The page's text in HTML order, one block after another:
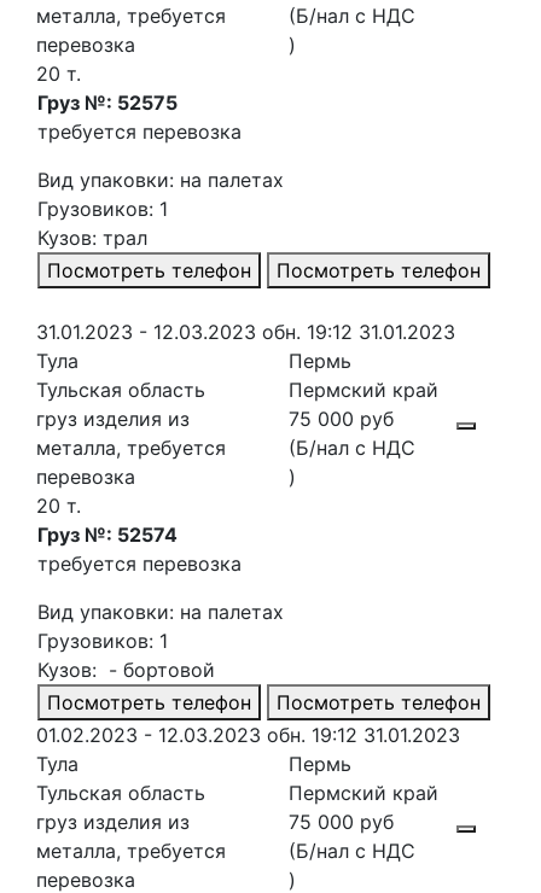
металла, требуется
перевозка
20 т.
(Б/нал с НДС
)
Груз №: 52575
требуется перевозка
Вид упаковки: на палетах
Грузовиков: 1
Кузов: трал
Посмотреть телефон
Посмотреть телефон
31.01.2023 - 12.03.2023 обн. 19:12 31.01.2023
Тула
Тульская область
Пермь
Пермский край
груз изделия из
металла, требуется
перевозка
20 т.
75 000 руб
(Б/нал с НДС
)
Груз №: 52574
требуется перевозка
Вид упаковки: на палетах
Грузовиков: 1
Кузов: - бортовой
Посмотреть телефон
Посмотреть телефон
01.02.2023 - 12.03.2023 обн. 19:12 31.01.2023
Тула
Тульская область
Пермь
Пермский край
груз изделия из
металла, требуется
перевозка
75 000 руб
(Б/нал с НДС
)